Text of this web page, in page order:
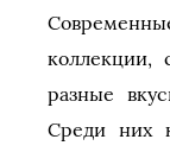
коллекции,
разные
Среди них